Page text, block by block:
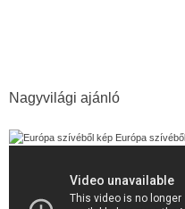
Nagyvilági ajánló
Európa szívéből